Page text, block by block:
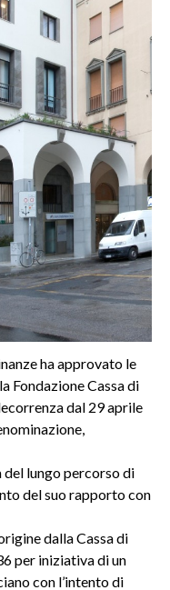
ha approvato le
Fondazione Cassa di
dal 29 aprile
del lungo percorso di
del suo rapporto con
dalla Cassa di
per iniziativa di un
con l’intento di